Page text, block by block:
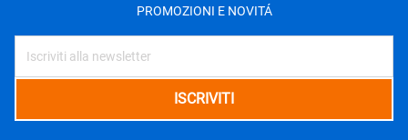
PROMOZIONI E NOVITÁ